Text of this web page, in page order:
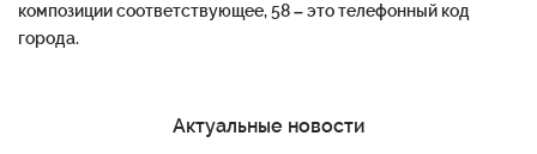
композиции соответствующее, 58 – это телефонный код
города.
Актуальные новости